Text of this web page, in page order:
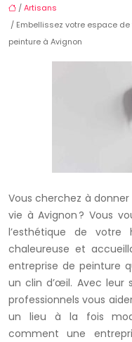
/Artisans
/ Embellissez votre espace de
peinture à Avignon
Vous cherchez à
vie à Avignon ? Vous
l’esthétique de
chaleureuse et
entreprise de peinture
un clin d’œil. Avec leur
professionnels vous
un lieu à la fois
comment une